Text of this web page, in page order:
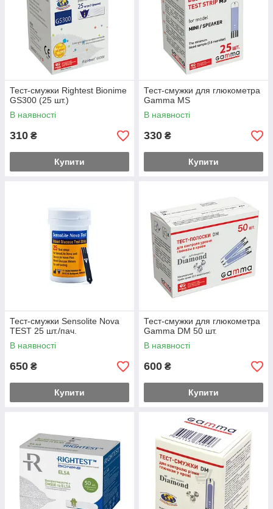
Тест-смужки Rightest Bionime
GS300 (25 шт.)
В наявності
310 ₴
Купити
Тест-смужки для глюкометра
Gamma MS
В наявності
330 ₴
Купити
Тест-смужки Sensolite Nova
TEST 25 шт./пач.
В наявності
650 ₴
Купити
Тест-смужки для глюкометра
Gamma DM 50 шт.
В наявності
600 ₴
Купити